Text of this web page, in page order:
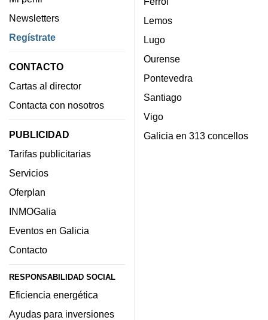
Newsletters
Regístrate
CONTACTO
Cartas al director
Contacta con nosotros
PUBLICIDAD
Tarifas publicitarias
Servicios
Oferplan
INMOGalia
Eventos en Galicia
Contacto
RESPONSABILIDAD SOCIAL
Eficiencia energética
Ayudas para inversiones
Lemos
Lugo
Ourense
Pontevedra
Santiago
Vigo
Galicia en 313 concellos